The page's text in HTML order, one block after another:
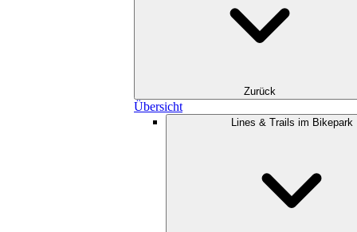
Zurück
Übersicht
Lines & Trails im Bikepark